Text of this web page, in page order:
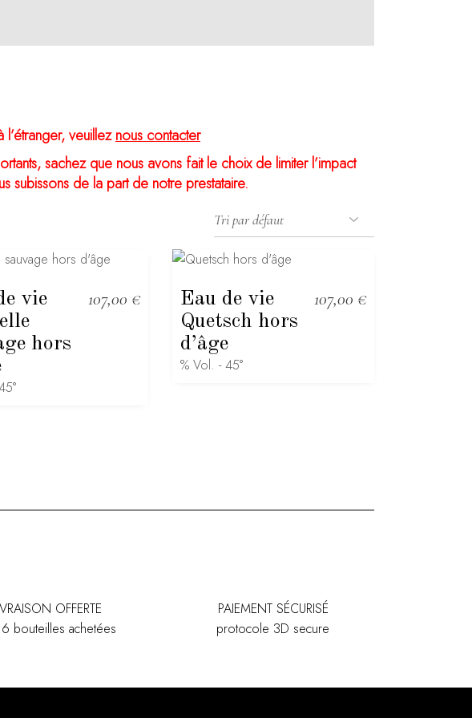
veuilleznous contacter
sachez que nous avons fait le choix de limiter l’impact
subissons de la part de notre prestataire.
vie
hors
107,00 €
Eau de vie
Quetsch hors
d’âge
107,00 €
% Vol. - 45°
OFFERTE
bouteilles achetées
PAIEMENT SÉCURISÉ
protocole 3D secure